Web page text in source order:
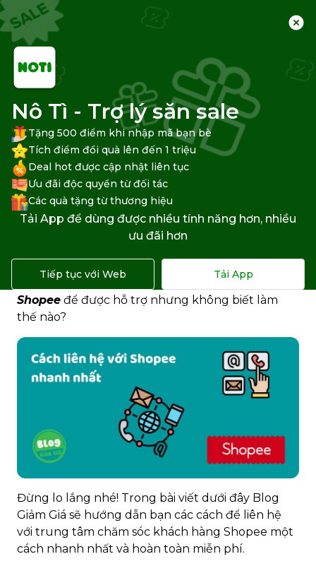
Trang chủ
Shopee
Liên hệ Shopee
Cách liên hệ với tổng đài
Shopee miễn phí, nhanh nhất
Bạn không thể đăng nhập tài khoản Shopee?
đặt hàng trên Shopee? Bạn chờ mãi mà chưa
nhận được hàng? Bạn muốn liên hệ với tổng đài
Shopee để được hỗ trợ nhưng không biết làm
thế nào?
Đừng lo lắng nhé! Trong bài viết dưới đây Blog
Giảm Giá sẽ hướng dẫn bạn các cách để liên hệ
với trung tâm chăm sóc khách hàng Shopee một
cách nhanh nhất và hoàn toàn miễn phí.
Nô Tì - Trợ lý săn sale
Tặng 500 điểm khi nhập mã bạn bè
Tích điểm đổi quà lên đến 1 triệu
Deal hot được cập nhật liên tục
Ưu đãi độc quyền từ đối tác
Các quà tặng từ thương hiệu
Tải App để dùng được nhiều tính năng hơn, nhiều
ưu đãi hơn
Tiếp tục với Web Tải App